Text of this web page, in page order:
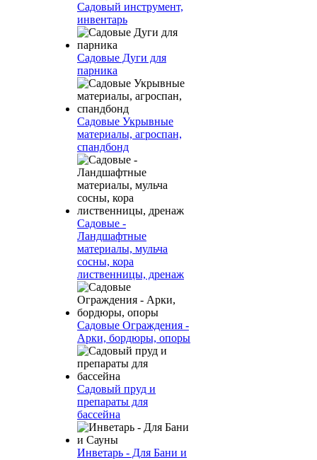
Садовый инструмент,
инвентарь
Садовые Дуги для
парника
Садовые Укрывные
материалы, агроспан,
спандбонд
Садовые -
Ландшафтные
материалы, мульча
сосны, кора
лиственницы, дренаж
Садовые Ограждения -
Арки, бордюры, опоры
Садовый пруд и
препараты для
бассейна
Инветарь - Для Бани и